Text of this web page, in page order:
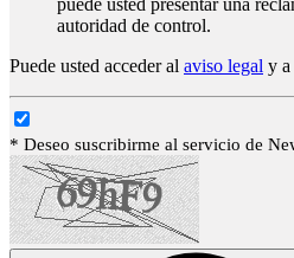
puede usted presentar una
autoridad de control.
Puede usted acceder al aviso legal y
* Deseo suscribirme al servicio de